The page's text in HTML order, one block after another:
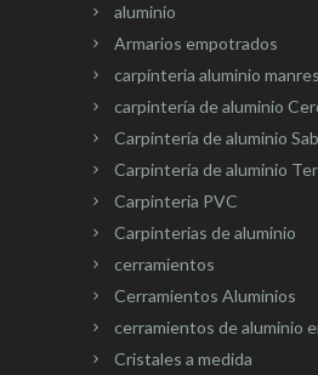
aluminio
Armarios empotrados
carpínteria aluminio
carpintería de aluminio
Carpintería de aluminio
Carpintería de aluminio
Carpinteria PVC
Carpinterias de aluminio
cerramientos
Cerramientos Aluminios
cerramientos de aluminio
Cristales a medida